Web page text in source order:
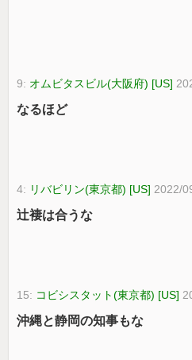
9: オムビタスビル(大阪府) [US]
なるほど
4: リバビリン(東京都) [US] 2022/
辻褄は合うな
15: コビシスタット(東京都) [US]
沖縄と静岡の知事もな